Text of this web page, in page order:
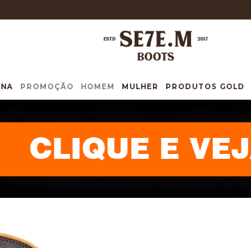
PROMOÇÃO HOMEM MULHER PRODUTOS GOLD